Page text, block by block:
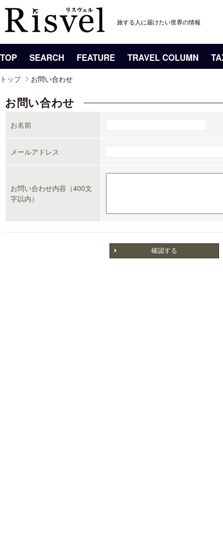
旅する人に届けたい世界の情報
TOP SEARCH FEATURE TRAVEL COLUMN
トップ お問い合わせ
お問い合わせ
お名前
メールアドレス
お問い合わせ内容（400文
字以内）